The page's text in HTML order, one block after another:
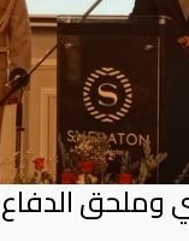
وملحق الدفاع